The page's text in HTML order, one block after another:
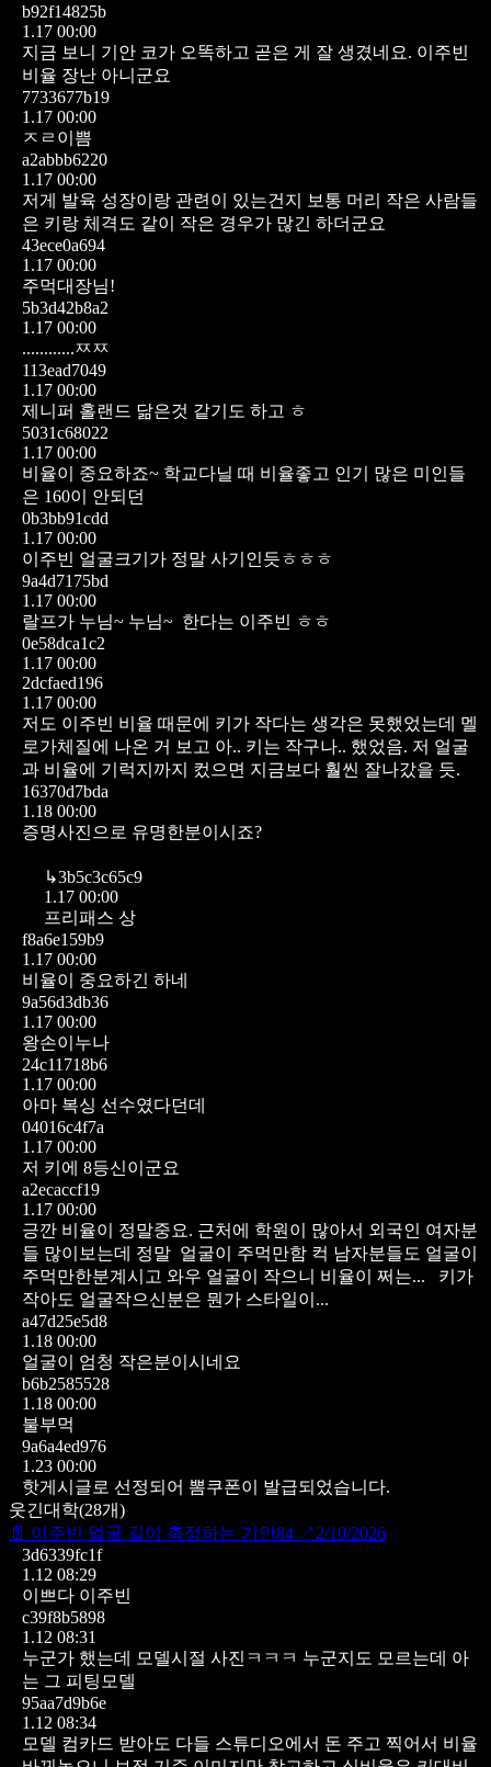
b92f14825b
1.17 00:00
지금 보니 기안 코가 오똑하고 곧은 게 잘 생겼네요. 이주빈
비율 장난 아니군요
7733677b19
1.17 00:00
ㅈㄹ이쁨
a2abbb6220
1.17 00:00
저게 발육 성장이랑 관련이 있는건지 보통 머리 작은 사람들
은 키랑 체격도 같이 작은 경우가 많긴 하더군요
43ece0a694
1.17 00:00
주먹대장님!
5b3d42b8a2
1.17 00:00
............ㅉㅉ
113ead7049
1.17 00:00
제니퍼 홀랜드 닮은것 같기도 하고 ㅎ
5031c68022
1.17 00:00
비율이 중요하죠~ 학교다닐 때 비율좋고 인기 많은 미인들
은 160이 안되던
0b3bb91cdd
1.17 00:00
이주빈 얼굴크기가 정말 사기인듯ㅎㅎㅎ
9a4d7175bd
1.17 00:00
랄프가 누님~ 누님~ 한다는 이주빈 ㅎㅎ
0e58dca1c2
1.17 00:00
2dcfaed196
1.17 00:00
저도 이주빈 비율 때문에 키가 작다는 생각은 못했었는데 멜
로가체질에 나온 거 보고 아.. 키는 작구나.. 했었음. 저 얼굴
과 비율에 기럭지까지 컸으면 지금보다 훨씬 잘나갔을 듯.
16370d7bda
1.18 00:00
증명사진으로 유명한분이시죠?
↳3b5c3c65c9
1.17 00:00
프리패스 상
f8a6e159b9
1.17 00:00
비율이 중요하긴 하네
9a56d3db36
1.17 00:00
왕손이누나
24c11718b6
1.17 00:00
아마 복싱 선수였다던데
04016c4f7a
1.17 00:00
저 키에 8등신이군요
a2ecaccf19
1.17 00:00
긍깐 비율이 정말중요. 근처에 학원이 많아서 외국인 여자분
들 많이보는데 정말 얼굴이 주먹만함 컥 남자분들도 얼굴이
주먹만한분계시고 와우 얼굴이 작으니 비율이 쩌는...
키가
작아도 얼굴작으신분은 뭔가 스타일이...
a47d25e5d8
1.18 00:00
얼굴이 엄청 작은분이시네요
b6b2585528
1.18 00:00
불부먹
9a6a4ed976
1.23 00:00
핫게시글로 선정되어 뽐쿠폰이 발급되었습니다.
웃긴대학(28개)
📄 이주빈 얼굴 길이 측정하는 기안84 ↗ 2/10/2026
3d6339fc1f
1.12 08:29
이쁘다 이주빈
c39f8b5898
1.12 08:31
누군가 했는데 모델시절 사진ㅋㅋㅋ 누군지도 모르는데 아
는 그 피팅모델
95aa7d9b6e
1.12 08:34
모델 컴카드 받아도 다들 스튜디오에서 돈 주고 찍어서 비율